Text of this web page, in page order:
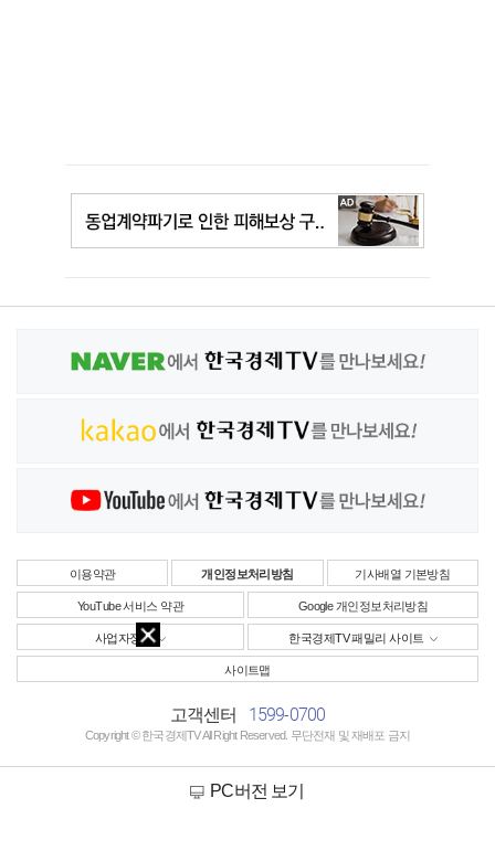
이용약관 개인정보처리방침 기사배열 기본방침
YouTube 서비스 약관 Google 개인정보처리방침
사업자정보 한국경제TV 패밀리 사이트
사이트맵
고객센터 1599-0700
Copyright © 한국경제TV All Right Reserved. 무단전재 및 재배포 금지
PC버전 보기